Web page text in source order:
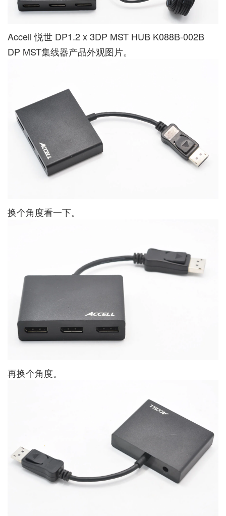
Accell 悦世 DP1.2 x 3DP MST HUB K088B-002B
DP MST集线器产品外观图片。
换个角度看一下。
再换个角度。